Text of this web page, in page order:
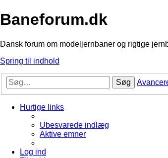
Baneforum.dk
Dansk forum om modeljernbaner og rigtige
Spring til indhold
Søg
Hurtige links
Ubesvarede indlæg
Aktive emner
Log ind